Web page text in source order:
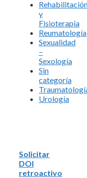
y
Fisioterapia
Reumatología
Sexualidad
–
Sexología
Sin
categoría
Urología
Solicitar
DOI
retroactivo